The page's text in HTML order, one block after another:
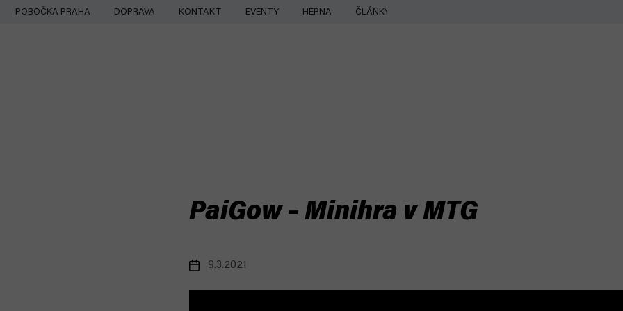
Přejít
POBOČKA PRAHA DOPRAVA KONTAKT EVENTY HERNA ČLÁNKY
PaiGow – Minihra v MTG
9.3.2021